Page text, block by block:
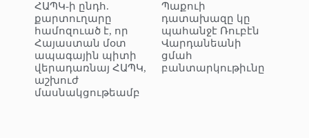
ՀԱՊԿ-ի ընդհ.
քարտուղարը
համոզուած է, որ
Հայաստան մօտ
ապագային պիտի
վերադառնայ ՀԱՊԿ,
աշխուժ
մասնակցութեամբ
Պաքուի
դատախազը կը
պահանջէ Ռուբէն
Վարդանեանի
ցմահ
բանտարկութիւնը